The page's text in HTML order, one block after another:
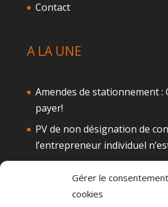
Gérer le
cookies
Contact
A LA UNE
Amendes de stationnement :
payer!
PV de non désignation de
l’entrepreneur individuel
suspension de permis